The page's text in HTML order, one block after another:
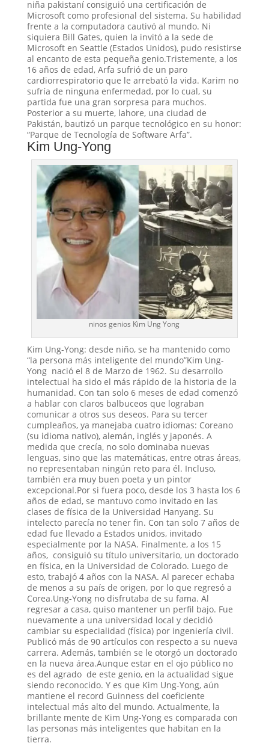
niña pakistaní consiguió una certificación de
Microsoft como profesional del sistema. Su habilidad
frente a la computadora cautivó al mundo. Ni
siquiera Bill Gates, quien la invitó a la sede de
Microsoft en Seattle (Estados Unidos), pudo resistirse
al encanto de esta pequeña genio.Tristemente, a los
16 años de edad, Arfa sufrió de un paro
cardiorrespiratorio que le arrebató la vida. Karim no
sufría de ninguna enfermedad, por lo cual, su
partida fue una gran sorpresa para muchos.
Posterior a su muerte, lahore, una ciudad de
Pakistán, bautizó un parque tecnológico en su honor:
“Parque de Tecnología de Software Arfa”.
Kim Ung-Yong
ninos genios Kim Ung Yong
Kim Ung-Yong: desde niño, se ha mantenido como
“la persona más inteligente del mundo”Kim Ung-
Yong nació el 8 de Marzo de 1962. Su desarrollo
intelectual ha sido el más rápido de la historia de la
humanidad. Con tan solo 6 meses de edad comenzó
a hablar con claros balbuceos que lograban
comunicar a otros sus deseos. Para su tercer
cumpleaños, ya manejaba cuatro idiomas: Coreano
(su idioma nativo), alemán, inglés y japonés. A
medida que crecía, no solo dominaba nuevas
lenguas, sino que las matemáticas, entre otras áreas,
no representaban ningún reto para él. Incluso,
también era muy buen poeta y un pintor
excepcional.Por si fuera poco, desde los 3 hasta los 6
años de edad, se mantuvo como invitado en las
clases de física de la Universidad Hanyang. Su
intelecto parecía no tener fin. Con tan solo 7 años de
edad fue llevado a Estados unidos, invitado
especialmente por la NASA. Finalmente, a los 15
años, consiguió su título universitario, un doctorado
en física, en la Universidad de Colorado. Luego de
esto, trabajó 4 años con la NASA. Al parecer echaba
de menos a su país de origen, por lo que regresó a
Corea.Ung-Yong no disfrutaba de su fama. Al
regresar a casa, quiso mantener un perfil bajo. Fue
nuevamente a una universidad local y decidió
cambiar su especialidad (física) por ingeniería civil.
Publicó más de 90 artículos con respecto a su nueva
carrera. Además, también se le otorgó un doctorado
en la nueva área.Aunque estar en el ojo público no
es del agrado de este genio, en la actualidad sigue
siendo reconocido. Y es que Kim Ung-Yong, aún
mantiene el record Guinness del coeficiente
intelectual más alto del mundo. Actualmente, la
brillante mente de Kim Ung-Yong es comparada con
las personas más inteligentes que habitan en la
tierra.